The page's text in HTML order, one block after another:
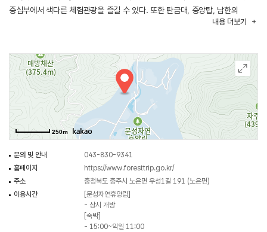
중심부에서 색다른 체험관광을 즐길 수 있다. 또한 탄금대, 중앙탑, 남한의
유일한 고구려 비석인 중원고구려비 등 삼국시대 유적을 돌아볼 수 있으며,
직장동료, 학생들에게도 좋은 휴양지이다.
내용 더보기
250m
문의 및 안내
043-830-9341
홈페이지
https://www.foresttrip.go.kr/
주소
충청북도 충주시 노은면 우성1길 191 (노은면)
이용시간
[문성자연휴양림]
- 상시 개방
[숙박]
- 15:00~익일 11:00